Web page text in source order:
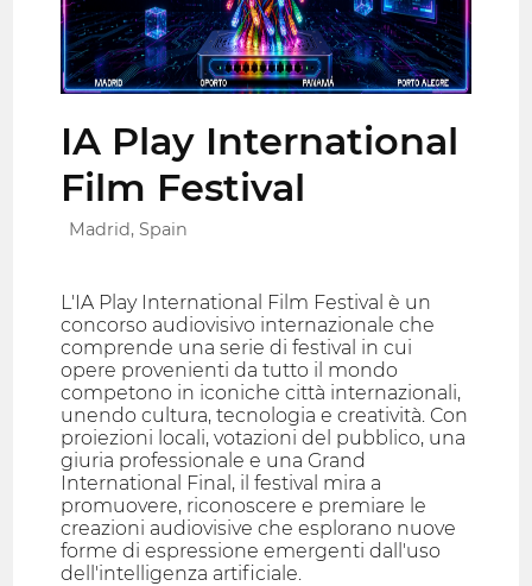
IA Play International
Film Festival
Madrid, Spain
L'IA Play International Film Festival è un
concorso audiovisivo internazionale che
comprende una serie di festival in cui
opere provenienti da tutto il mondo
competono in iconiche città internazionali,
unendo cultura, tecnologia e creatività. Con
proiezioni locali, votazioni del pubblico, una
giuria professionale e una Grand
International Final, il festival mira a
promuovere, riconoscere e premiare le
creazioni audiovisive che esplorano nuove
forme di espressione emergenti dall'uso
dell'intelligenza artificiale.